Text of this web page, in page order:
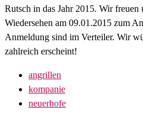
Rutsch in das Jahr 2015. Wir freuen
Wiedersehen am 09.01.2015 zum
Anmeldung sind im Verteiler. Wir
zahlreich erscheint!
angrillen
kompanie
neuerhofe